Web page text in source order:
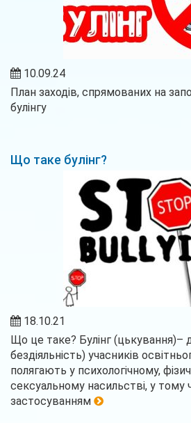
10.09.24
План заходів, спрямованих на
булінгу
Що таке булінг?
18.10.21
Що це таке? Булінг (цькування)–
бездіяльність) учасників
полягають у психологічному,
сексуальному насильстві, у тому
застосуванням